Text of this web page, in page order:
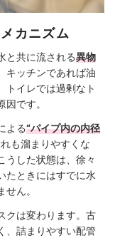
カニズム
と共に流される異物
キッチンであれば油
トイレでは過剰なト
です。
よる“パイプ内の内径
も溜まりやすくな
うした状態は、徐々
たときにはすでに水
ん。
クは変わります。古
、詰まりやすい配管